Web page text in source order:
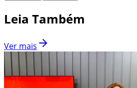
Leia Também
Ver mais